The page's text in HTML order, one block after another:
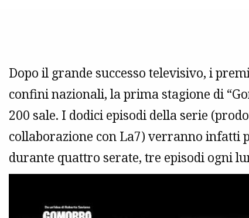
Dopo il grande successo televisivo, i
confini nazionali, la prima stagione di
200 sale. I dodici episodi della serie
collaborazione con La7) verranno infatti
durante quattro serate, tre episodi ogni